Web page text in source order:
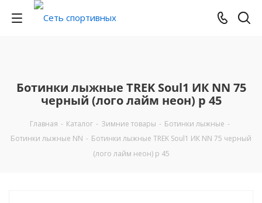
Ботинки лыжные TREK Soul1 ИК NN 75
черный (лого лайм неон) р 45
Главная - Каталог - Зимние товары - Ботинки лыжные -
Ботинки лыжные NN - Ботинки лыжные TREK Soul1 ИК NN 75 черный
(лого лайм неон) р 45